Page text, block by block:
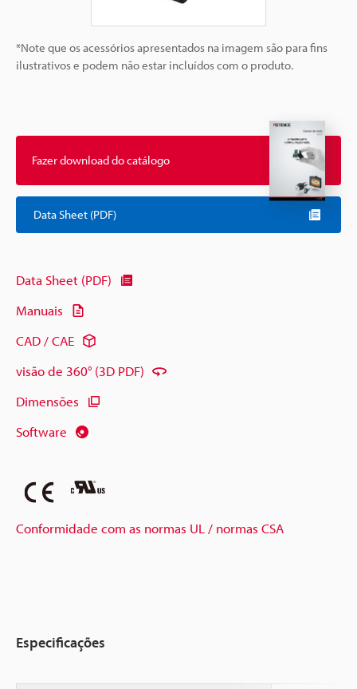
*Note que os acessórios apresentados na imagem são para fins
ilustrativos e podem não estar incluídos com o produto.
Fazer download do catálogo
Data Sheet (PDF)
Data Sheet (PDF)
Manuais
CAD / CAE
visão de 360° (3D PDF)
Dimensões
Software
Conformidade com as normas UL / normas CSA
Especificações